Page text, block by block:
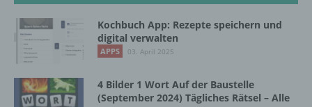
Kochbuch App: Rezepte speichern und
digital verwalten
APPS 03. April 2025
4 Bilder 1 Wort Auf der Baustelle
(September 2024) Tägliches Rätsel – Alle
c) Verarbeitung
Verarbeitung ist jeder mit oder ohne Hilfe
Vorgang oder jede solche Vorgangsreihe im
Zusammenhang mit personenbezogenen